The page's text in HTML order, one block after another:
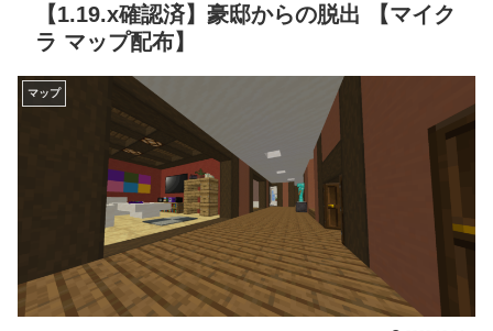
【1.19.x確認済】豪邸からの脱出 【マイク
ラ マップ配布】
マップ